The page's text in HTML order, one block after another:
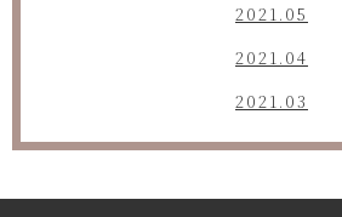
2021.05
2021.04
2021.03